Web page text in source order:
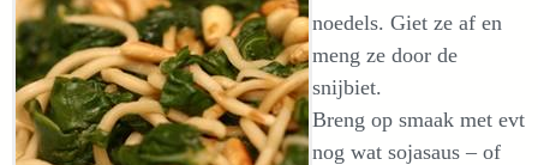
noedels. Giet ze af en
meng ze door de
snijbiet.
Breng op smaak met evt
nog wat sojasaus – of